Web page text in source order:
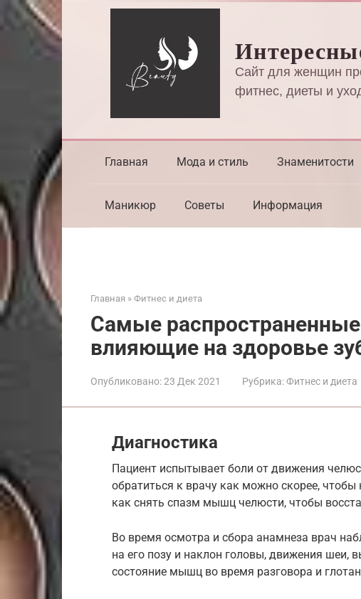
Перейти
к
контенту
Сайт для женщин
фитнес, диеты и
Главная Мода и стиль Знаменитости
Маникюр Советы Информация
Главная » Фитнес и диета
Самые
влияющие на здоровье
Опубликовано:23 Дек 2021 Рубрика:Фитнес и диета
Диагностика
Пациент испытывает боли от движения
обратиться к врачу как можно скорее,
как снять спазм мышц челюсти, чтобы
Во время осмотра и сбора анамнеза врач
на его позу и наклон головы, движения шеи,
состояние мышц во время разговора и